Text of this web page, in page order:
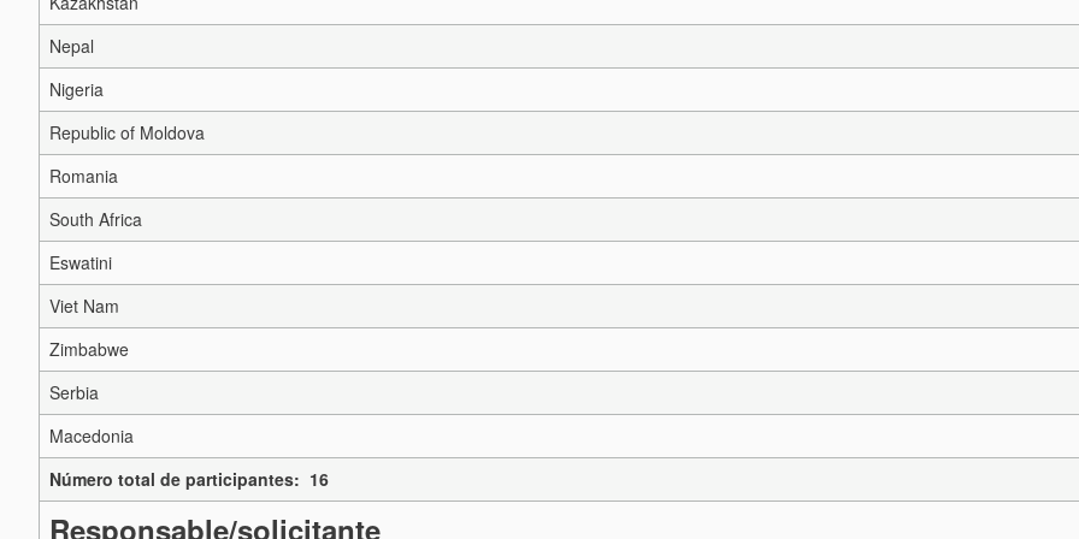
Nepal
Nigeria
Republic of Moldova
Romania
South Africa
Eswatini
Viet Nam
Zimbabwe
Serbia
Macedonia
Número total de participantes: 16
Responsable/solicitante